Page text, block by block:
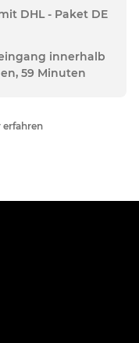
DHL - Paket DE
innerhalb
59 Minuten
erfahren